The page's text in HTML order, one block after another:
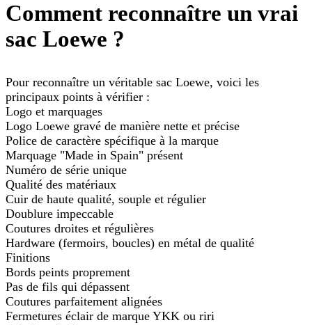
Comment reconnaître un vrai
sac Loewe ?
Pour reconnaître un véritable sac Loewe, voici les
principaux points à vérifier :
Logo et marquages
Logo Loewe gravé de manière nette et précise
Police de caractère spécifique à la marque
Marquage "Made in Spain" présent
Numéro de série unique
Qualité des matériaux
Cuir de haute qualité, souple et régulier
Doublure impeccable
Coutures droites et régulières
Hardware (fermoirs, boucles) en métal de qualité
Finitions
Bords peints proprement
Pas de fils qui dépassent
Coutures parfaitement alignées
Fermetures éclair de marque YKK ou riri